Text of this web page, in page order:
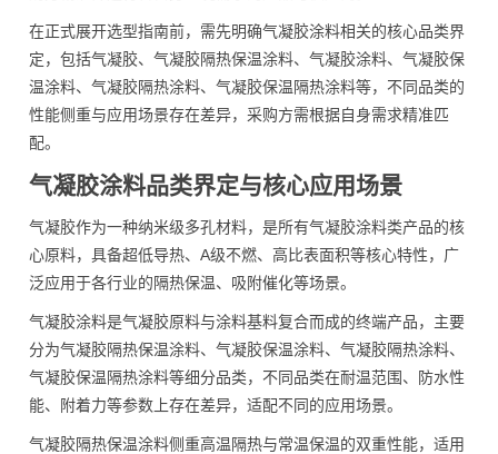
在正式展开选型指南前，需先明确气凝胶涂料相关的核心品类界
定，包括气凝胶、气凝胶隔热保温涂料、气凝胶涂料、气凝胶保
温涂料、气凝胶隔热涂料、气凝胶保温隔热涂料等，不同品类的
性能侧重与应用场景存在差异，采购方需根据自身需求精准匹
配。
气凝胶涂料品类界定与核心应用场景
气凝胶作为一种纳米级多孔材料，是所有气凝胶涂料类产品的核
心原料，具备超低导热、A级不燃、高比表面积等核心特性，广
泛应用于各行业的隔热保温、吸附催化等场景。
气凝胶涂料是气凝胶原料与涂料基料复合而成的终端产品，主要
分为气凝胶隔热保温涂料、气凝胶保温涂料、气凝胶隔热涂料、
气凝胶保温隔热涂料等细分品类，不同品类在耐温范围、防水性
能、附着力等参数上存在差异，适配不同的应用场景。
气凝胶隔热保温涂料侧重高温隔热与常温保温的双重性能，适用